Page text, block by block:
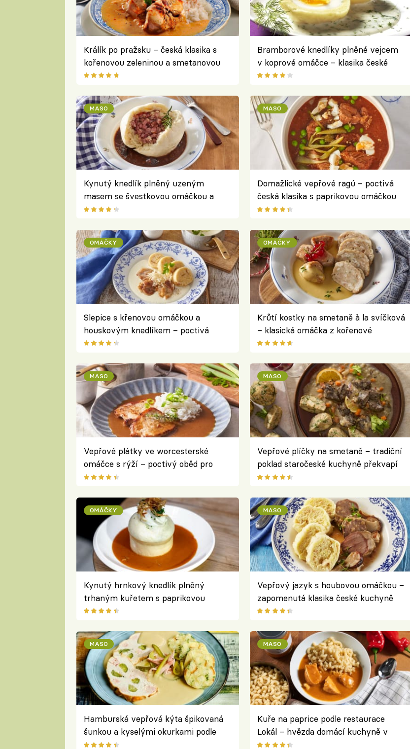
Králík po pražsku – česká klasika s
kořenovou zeleninou a smetanovou
omáčkou
Bramborové knedlíky plněné vejcem
v koprové omáčce – klasika české
kuchyně v nevšedním kabátku
MASO
Kynutý knedlík plněný uzeným
masem se švestkovou omáčkou a
rozmarýnem
MASO
Domažlické vepřové ragú – poctivá
česká klasika s paprikovou omáčkou
OMÁČKY
Slepice s křenovou omáčkou a
houskovým knedlíkem – poctivá
česká klasika, která zahřeje i potěší
OMÁČKY
Krůtí kostky na smetaně à la svíčková
– klasická omáčka z kořenové
zeleniny s křehkým masem
MASO
Vepřové plátky ve worcesterské
omáčce s rýží – poctivý oběd pro
celou rodinu
MASO
Vepřové plíčky na smetaně – tradiční
poklad staročeské kuchyně překvapí
jemnou chutí
OMÁČKY
Kynutý hrnkový knedlík plněný
trhaným kuřetem s paprikovou
omáčkou podle Marka Fichtnera
MASO
Vepřový jazyk s houbovou omáčkou –
zapomenutá klasika české kuchyně
MASO
Hamburská vepřová kýta špikovaná
šunkou a kyselými okurkami podle
Pepy Nemravy – originální pečínka ve
MASO
Kuře na paprice podle restaurace
Lokál – hvězda domácí kuchyně v
perfektním provedení chutná lépe